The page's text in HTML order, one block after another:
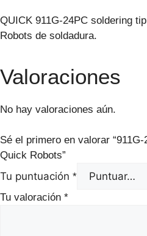
QUICK 911G-24PC soldering
Robots de soldadura.
Valoraciones
No hay valoraciones aún.
Sé el primero en valorar
Quick Robots”
Tu puntuación *
Tu valoración *